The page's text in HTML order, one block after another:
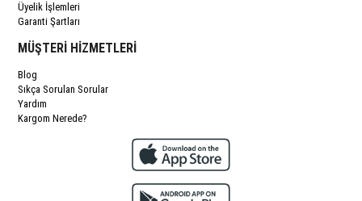
Üyelik İşlemleri
Garanti Şartları
MÜŞTERİ HİZMETLERİ
Blog
Sıkça Sorulan Sorular
Yardım
Kargom Nerede?